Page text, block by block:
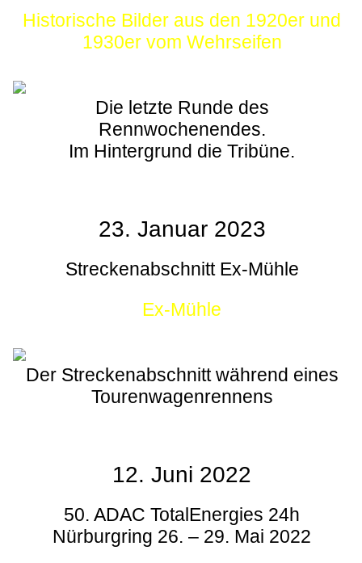
Historische Bilder aus den 1920er und
1930er vom Wehrseifen
Die letzte Runde des
Rennwochenendes.
Im Hintergrund die Tribüne.
23. Januar 2023
Streckenabschnitt Ex-Mühle
Ex-Mühle
Der Streckenabschnitt während eines
Tourenwagenrennens
12. Juni 2022
50. ADAC TotalEnergies 24h
Nürburgring 26. – 29. Mai 2022